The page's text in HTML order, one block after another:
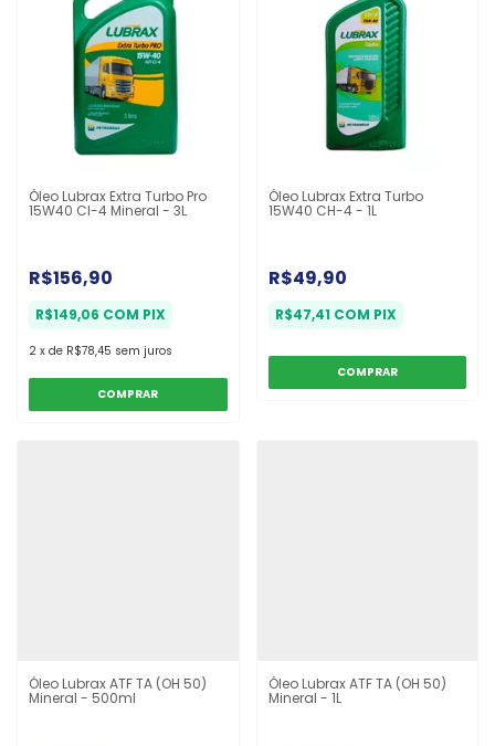
Óleo Lubrax Extra Turbo Pro
15W40 CI-4 Mineral - 3L
R$156,90
R$149,06 COM PIX
2 x de R$78,45 sem juros
Óleo Lubrax Extra Turbo
15W40 CH-4 - 1L
R$49,90
R$47,41 COM PIX
Óleo Lubrax ATF TA (OH 50)
Mineral - 500ml
Óleo Lubrax ATF TA (OH 50)
Mineral - 1L